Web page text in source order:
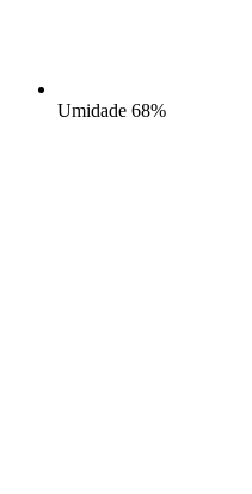
Umidade 68%